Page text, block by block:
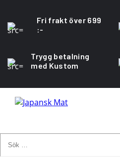
Fri frakt över 699
:-
Trygg betalning
med Kustom